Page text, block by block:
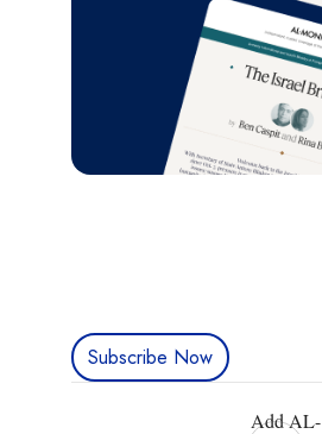
Subscribe Now
Add AL-